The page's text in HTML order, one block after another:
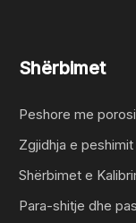
Shërbimet
Peshore me porosi
Zgjidhja e peshimit
Shërbimet e
Para-shitje dhe